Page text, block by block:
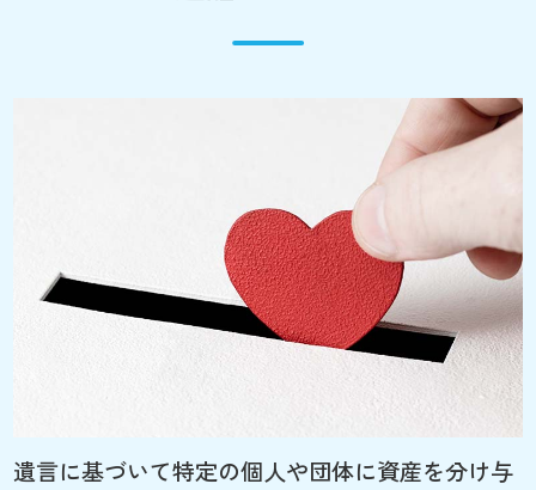
遺言に基づいて特定の個人や団体に資産を分け与